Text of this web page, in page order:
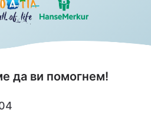
да ви помогнем!